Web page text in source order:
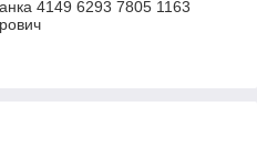
4149 6293 7805 1163